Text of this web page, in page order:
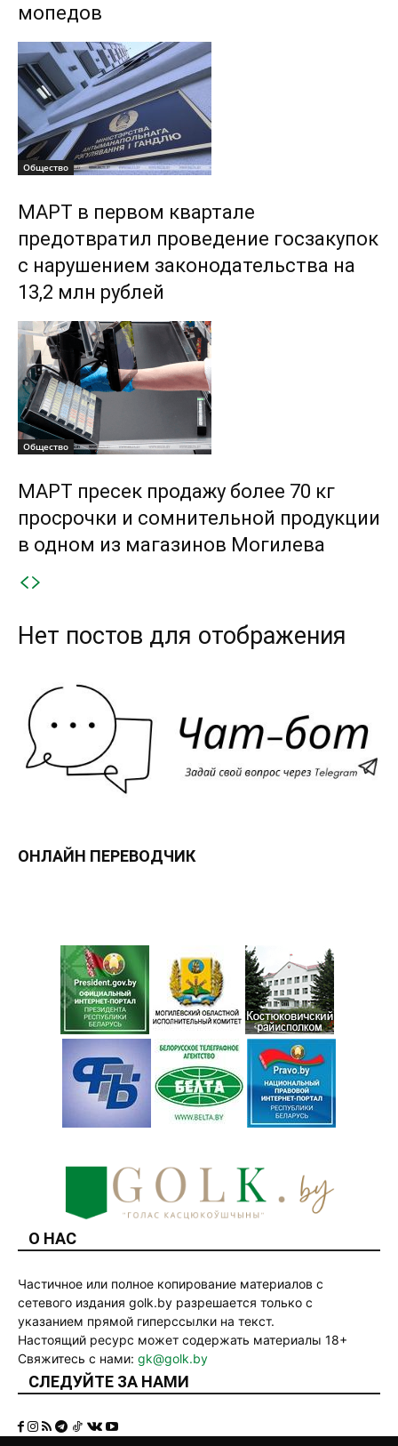
мопедов
Общество
МАРТ в первом квартале
предотвратил проведение госзакупок
с нарушением законодательства на
13,2 млн рублей
Общество
МАРТ пресек продажу более 70 кг
просрочки и сомнительной продукции
в одном из магазинов Могилева
Нет постов для отображения
ОНЛАЙН ПЕРЕВОДЧИК
О НАС
Частичное или полное копирование материалов с
сетевого издания golk.by разрешается только с
указанием прямой гиперссылки на текст.
Настоящий ресурс может содержать материалы 18+
Свяжитесь с нами: gk@golk.by
СЛЕДУЙТЕ ЗА НАМИ